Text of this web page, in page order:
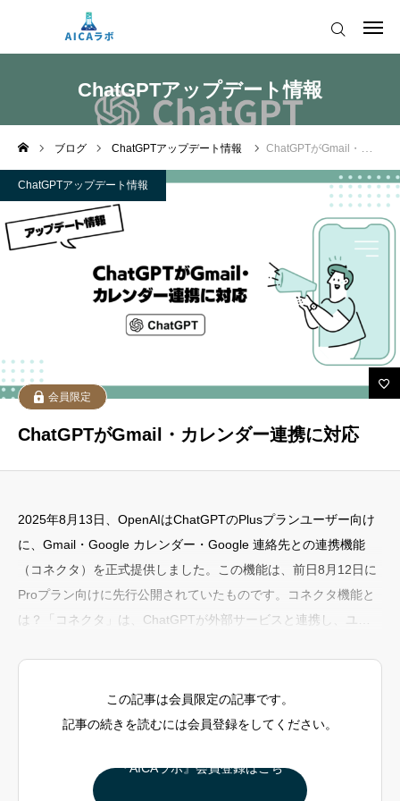
ChatGPTアップデート情報
ブログ ChatGPTアップデート情報 ChatGPTがGmail・カレンダー連携に対応
ChatGPTアップデート情報
会員限定
ChatGPTがGmail・カレンダー連携に対応
2025年8月13日、OpenAIはChatGPTのPlusプランユーザー向け
に、Gmail・Google カレンダー・Google 連絡先との連携機能
（コネクタ）を正式提供しました。この機能は、前日8月12日に
Proプラン向けに先行公開されていたものです。コネクタ機能と
は？「コネクタ」は、ChatGPTが外部サービスと連携し、ユー
案、特定のメール検索などGoogle カレンダー予定の確認、次の
予定の内容表示など
この記事は会員限定の記事です。
記事の続きを読むには会員登録をしてください。
『AICAラボ』会員登録はこち
AIツールアップデート情報
AICAをご契約の皆様へ
AIツールアップデート情報
運営会社